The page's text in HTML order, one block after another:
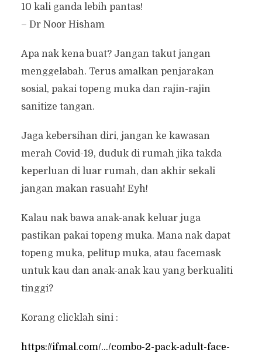
10 kali ganda lebih pantas!
– Dr Noor Hisham
Apa nak kena buat? Jangan takut jangan
menggelabah. Terus amalkan penjarakan
sosial, pakai topeng muka dan rajin-rajin
sanitize tangan.
Jaga kebersihan diri, jangan ke kawasan
merah Covid-19, duduk di rumah jika takda
keperluan di luar rumah, dan akhir sekali
jangan makan rasuah! Eyh!
Kalau nak bawa anak-anak keluar juga
pastikan pakai topeng muka. Mana nak dapat
topeng muka, pelitup muka, atau facemask
untuk kau dan anak-anak kau yang berkualiti
tinggi?
Korang clicklah sini :
https://ifmal.com/…/combo-2-pack-adult-face-